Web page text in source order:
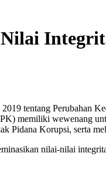
tentang Perubahan
memiliki wewenang
Pidana Korupsi, serta
nilai-nilai